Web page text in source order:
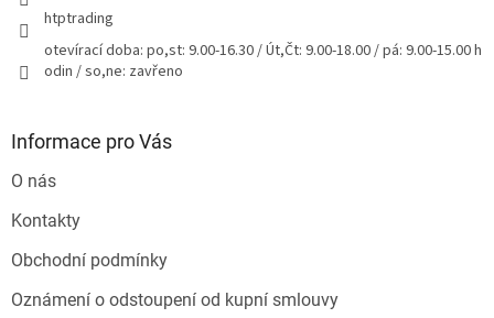
htptrading
otevírací doba: po,st: 9.00-16.30 / Út,Čt: 9.00-18.00 / pá: 9.00-15.00 h
odin / so,ne: zavřeno
Informace pro Vás
O nás
Kontakty
Obchodní podmínky
Oznámení o odstoupení od kupní smlouvy